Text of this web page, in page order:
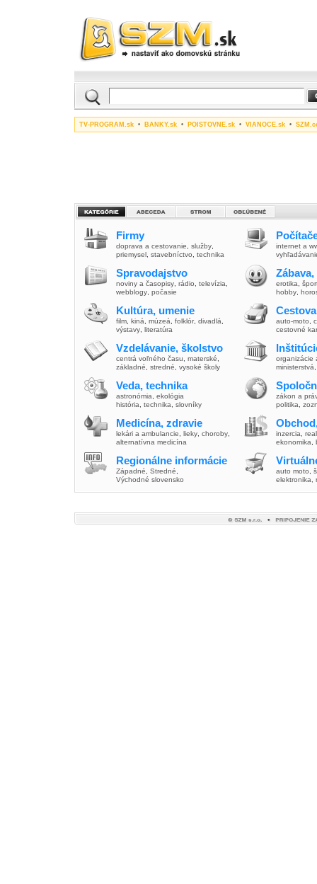
TV-PROGRAM.sk • BANKY.sk • POISTOVNE.sk • VIANOCE.sk •
Firmy
doprava a cestovanie služby
priemysel stavebníctvo technika
Spravodajstvo
noviny a časopisy rádio televízia
webblogy počasie
Kultúra, umenie
film kiná múzeá folklór, divadlá
výstavy literatúra
Vzdelávanie, školstvo
centrá voľného času materské
základné
stredné vysoké školy
Veda, technika
astronómia
ekológia
história
technika slovníky
Medicína, zdravie
lekári a ambulancie lieky choroby
alternatívna medicína
Regionálne informácie
Západné Stredné
Východné slovensko
internet a
erotika
hobby
auto-moto
cestovné
organizácie
ministerstvá
zákon a
politika
inzercia
ekonomika
auto moto
elektronika,